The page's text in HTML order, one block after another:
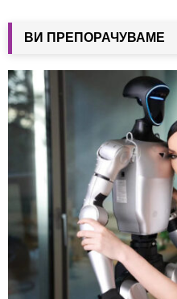
ВИ ПРЕПОРАЧУВАМЕ